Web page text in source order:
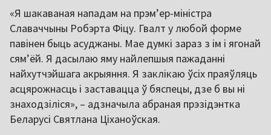
«Я шакаваная нападам на прэмʼер-міністра
Славаччыны Робэрта Фіцу. Гвалт у любой форме
павінен быць асуджаны. Мае думкі зараз з ім і ягонай
сямʼёй. Я дасылаю яму найлепшыя пажаданні
найхутчэйшага акрыяння. Я заклікаю ўсіх праяўляць
асцярожнасць і заставацца ў бяспецы, дзе б вы ні
знаходзіліся», – адзначыла абраная прэзідэнтка
Беларусі Святлана Ціханоўская.